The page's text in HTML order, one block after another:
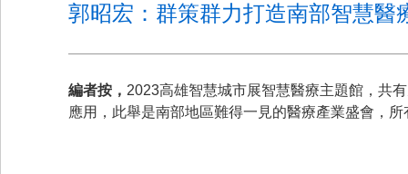
郭昭宏：群策群力打造南部智慧醫
編者按， 2023高雄智慧城市展智慧醫療主題館，共
應用，此舉是南部地區難得一見的醫療產業盛會，